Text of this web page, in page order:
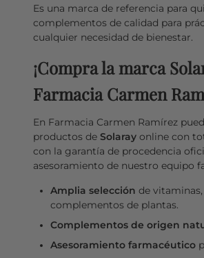
Es una marca de referencia para
complementos de calidad para
cualquier necesidad de bienestar.
¡Compra la marca
Farmacia Carmen
En Farmacia Carmen Ramírez
productos de Solarayonline con
con la garantía de procedencia
asesoramiento de nuestro equipo
Amplia selección de
complementos de plantas.
Complementos de origen
Asesoramiento farmacéutico